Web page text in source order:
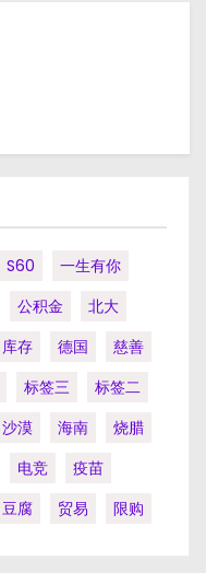
S60
一生有你
公积金
北大
库存 德国
慈善
标签三
标签二
沙漠 海南
烧腊
电竞
疫苗
豆腐 贸易 限购